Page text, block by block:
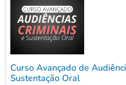
Curso Avançado de
Sustentação Oral